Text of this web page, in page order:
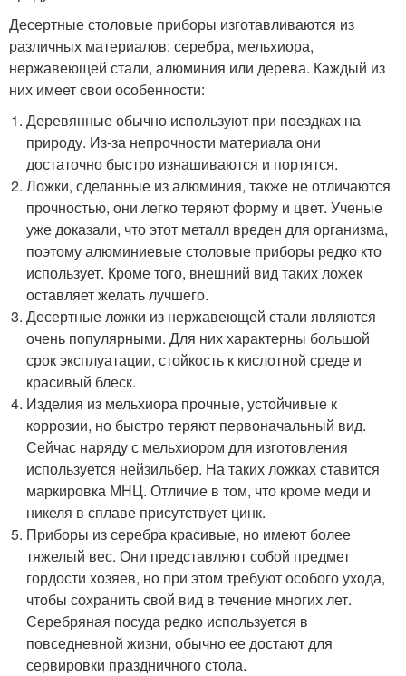
Десертные столовые приборы изготавливаются из
различных материалов: серебра, мельхиора,
нержавеющей стали, алюминия или дерева. Каждый из
них имеет свои особенности:
Деревянные обычно используют при поездках на
природу. Из-за непрочности материала они
достаточно быстро изнашиваются и портятся.
Ложки, сделанные из алюминия, также не отличаются
прочностью, они легко теряют форму и цвет. Ученые
уже доказали, что этот металл вреден для организма,
поэтому алюминиевые столовые приборы редко кто
использует. Кроме того, внешний вид таких ложек
оставляет желать лучшего.
Десертные ложки из нержавеющей стали являются
очень популярными. Для них характерны большой
срок эксплуатации, стойкость к кислотной среде и
красивый блеск.
Изделия из мельхиора прочные, устойчивые к
коррозии, но быстро теряют первоначальный вид.
Сейчас наряду с мельхиором для изготовления
используется нейзильбер. На таких ложках ставится
маркировка МНЦ. Отличие в том, что кроме меди и
никеля в сплаве присутствует цинк.
Приборы из серебра красивые, но имеют более
тяжелый вес. Они представляют собой предмет
гордости хозяев, но при этом требуют особого ухода,
чтобы сохранить свой вид в течение многих лет.
Серебряная посуда редко используется в
повседневной жизни, обычно ее достают для
сервировки праздничного стола.